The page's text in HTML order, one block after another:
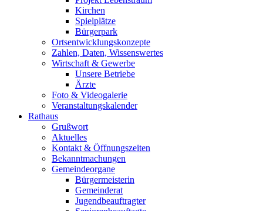
Kirchen
Spielplätze
Bürgerpark
Ortsentwicklungskonzepte
Zahlen, Daten, Wissenswertes
Wirtschaft & Gewerbe
Unsere Betriebe
Ärzte
Foto & Videogalerie
Veranstaltungskalender
Rathaus
Grußwort
Aktuelles
Kontakt & Öffnungszeiten
Bekanntmachungen
Gemeindeorgane
Bürgermeisterin
Gemeinderat
Jugendbeauftragter